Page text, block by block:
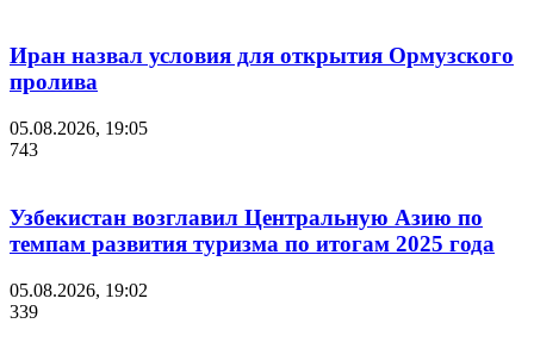
Иран назвал условия для открытия Ормузского
пролива
05.08.2026, 19:05
743
Узбекистан возглавил Центральную Азию по
темпам развития туризма по итогам 2025 года
05.08.2026, 19:02
339